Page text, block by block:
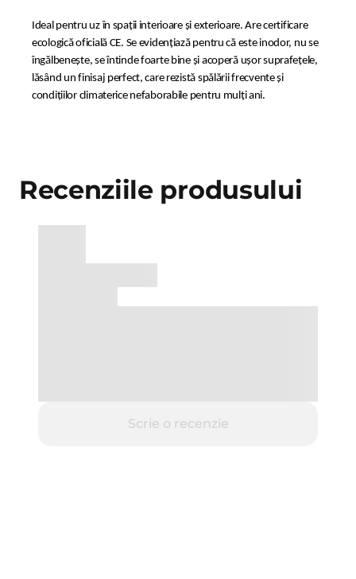
Ideal pentru uz în spații interioare și exterioare. Are certificare
ecologică oficială CE. Se evidențiază pentru că este inodor, nu se
îngălbenește, se întinde foarte bine şi acoperă uşor suprafeţele,
lăsând un finisaj perfect, care rezistă spălării frecvente și
condițiilor climaterice nefaborabile pentru mulți ani.
Recenziile produsului
Scrie o recenzie